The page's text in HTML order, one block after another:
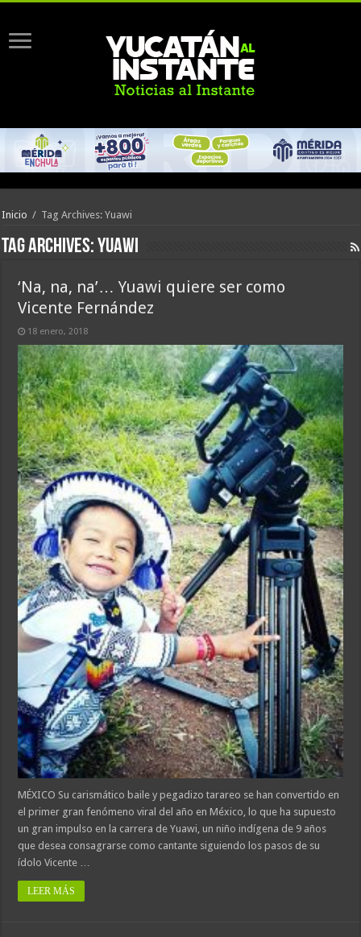
Inicio / Tag Archives: Yuawi
Tag Archives:Yuawi
‘Na, na, na’… Yuawi quiere ser como
Vicente Fernández
18 enero, 2018
MÉXICO Su carismático baile y pegadizo tarareo se han convertido en
el primer gran fenómeno viral del año en México, lo que ha supuesto
un gran impulso en la carrera de Yuawi, un niño indígena de 9 años
que desea consagrarse como cantante siguiendo los pasos de su
ídolo Vicente …
LEER MÁS